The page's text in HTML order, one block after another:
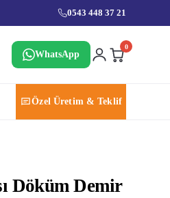
0543 448 37 21
WhatsApp
0
Özel Üretim & Teklif
Döküm Demir